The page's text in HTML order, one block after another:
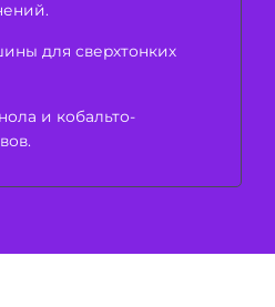
для сверхтонких
и кобальто-